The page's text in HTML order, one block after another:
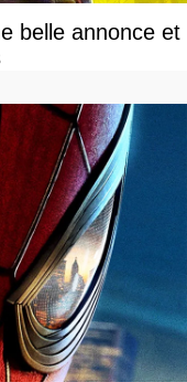
belle annonce et